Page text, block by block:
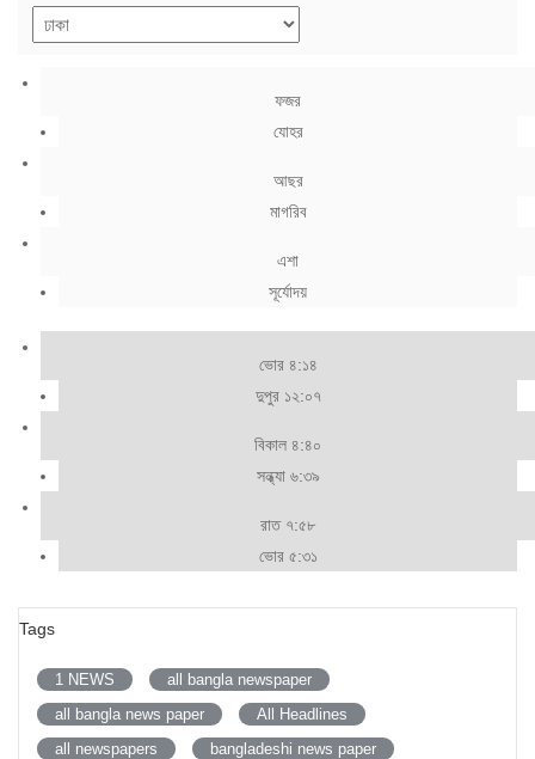
ফজর
যোহর
আছর
মাগরিব
এশা
সূর্যোদয়
ভোর ৪:১৪
দুপুর ১২:০৭
বিকাল ৪:৪০
সন্ধ্যা ৬:৩৯
রাত ৭:৫৮
ভোর ৫:৩১
Tags
1 NEWS
all bangla newspaper
all bangla news paper
All Headlines
all newspapers
bangladeshi news paper